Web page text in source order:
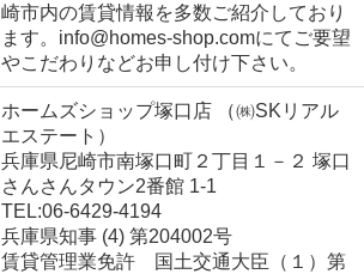
崎市内の賃貸情報を多数ご紹介しており
ます。info@homes-shop.comにてご要望
やこだわりなどお申し付け下さい。
ホームズショップ塚口店 （㈱SKリアル
エステート）
兵庫県尼崎市南塚口町２丁目１－２ 塚口
さんさんタウン2番館 1-1
TEL:06-6429-4194
兵庫県知事 (4) 第204002号
賃貸管理業免許 国土交通大臣（１）第